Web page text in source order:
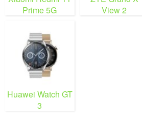
Prime 5G
View 2
Huawei Watch GT
3